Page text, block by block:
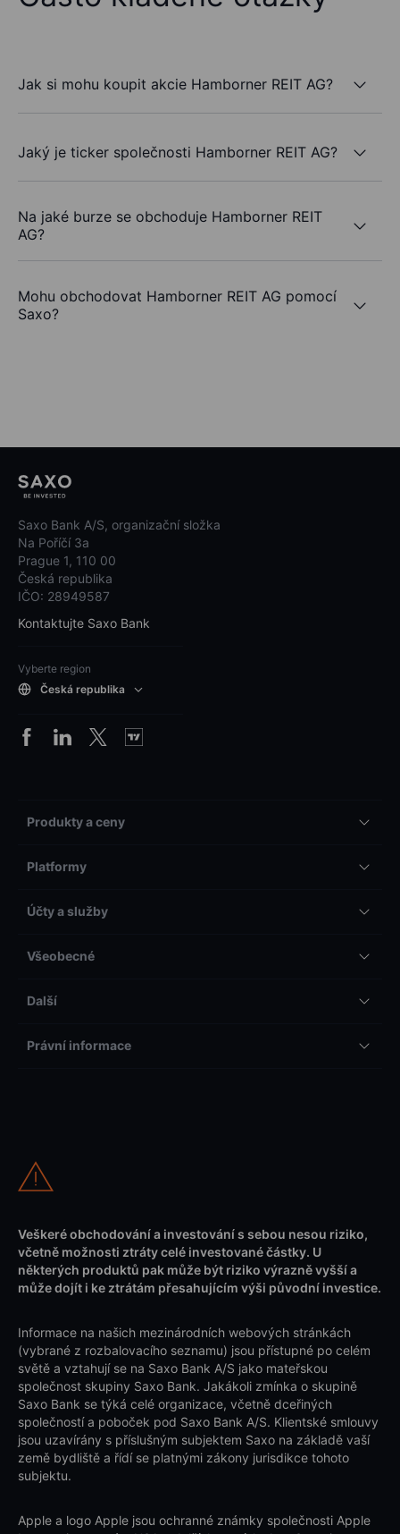
Jak si mohu koupit akcie Hamborner REIT AG?
Jaký je ticker společnosti Hamborner REIT AG?
Na jaké burze se obchoduje Hamborner REIT
AG?
Mohu obchodovat Hamborner REIT AG pomocí
Saxo?
Saxo Bank A/S, organizační složka
Na Poříčí 3a
Prague 1, 110 00
Česká republika
IČO: 28949587
Kontaktujte Saxo Bank
Vyberte region
Česká republika
Produkty a ceny
Platformy
Účty a služby
Všeobecné
Další
Právní informace
Veškeré obchodování a investování s sebou nesou riziko,
včetně možnosti ztráty celé investované částky. U
některých produktů pak může být riziko výrazně vyšší a
může dojít i ke ztrátám přesahujícím výši původní investice.
Informace na našich mezinárodních webových stránkách
(vybrané z rozbalovacího seznamu) jsou přístupné po celém
světě a vztahují se na Saxo Bank A/S jako mateřskou
společnost skupiny Saxo Bank. Jakákoli zmínka o skupině
Saxo Bank se týká celé organizace, včetně dceřiných
společností a poboček pod Saxo Bank A/S. Klientské smlouvy
jsou uzavírány s příslušným subjektem Saxo na základě vaší
země bydliště a řídí se platnými zákony jurisdikce tohoto
subjektu.
Apple a logo Apple jsou ochranné známky společnosti Apple